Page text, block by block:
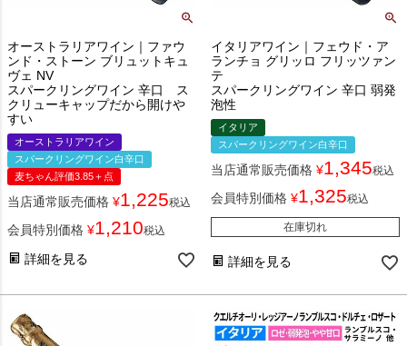
オーストラリアワイン｜ファウ
ンド・ストーン ブリュットキュ
ヴェ NV
スパークリングワイン 辛口 ス
クリューキャップだから開けや
すい
オーストラリアワイン
スパークリングワイン白辛口
麦ちゃん評価3.85＋点
当店通常販売価格 ¥1,225税込
会員特別価格 ¥1,210税込
詳細を見る
イタリアワイン｜フェウド・ア
ランチョ グリッロ フリッツァン
テ
スパークリングワイン 辛口 弱発
泡性
イタリア
スパークリングワイン白辛口
当店通常販売価格 ¥1,345税込
会員特別価格 ¥1,325税込
在庫切れ
詳細を見る